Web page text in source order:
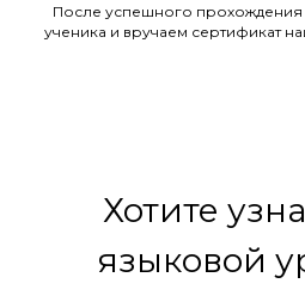
После успешного
ученика и вручаем сертификат
Хотите
языковой